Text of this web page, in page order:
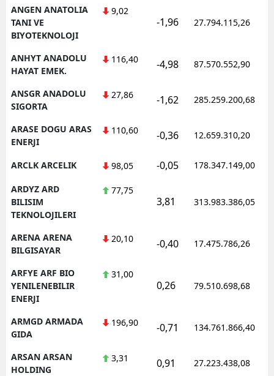
ANGEN ANATOLIA
TANI VE
BIYOTEKNOLOJI
9,02
-1,96 27.794.115,26
ANHYT ANADOLU
HAYAT EMEK.
116,40 -4,98 87.570.552,90
ANSGR ANADOLU
SIGORTA
27,86 -1,62 285.259.200,68
ARASE DOGU ARAS
ENERJI
110,60 -0,36 12.659.310,20
ARCLK ARCELIK 98,05 -0,05 178.347.149,00
ARDYZ ARD
BILISIM
TEKNOLOJILERI
77,75
3,81 313.983.386,05
ARENA ARENA
BILGISAYAR
20,10 -0,40 17.475.786,26
ARFYE ARF BIO
YENILENEBILIR
ENERJI
31,00
0,26 79.510.698,68
ARMGD ARMADA
GIDA
196,90 -0,71 134.761.866,40
ARSAN ARSAN
HOLDING
3,31 0,91 27.223.438,08